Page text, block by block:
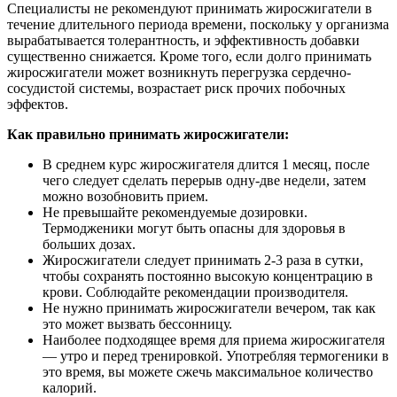
Специалисты не рекомендуют принимать жиросжигатели в
течение длительного периода времени, поскольку у организма
вырабатывается толерантность, и эффективность добавки
существенно снижается. Кроме того, если долго принимать
жиросжигатели может возникнуть перегрузка сердечно-
сосудистой системы, возрастает риск прочих побочных
эффектов.
Как правильно принимать жиросжигатели:
В среднем курс жиросжигателя длится 1 месяц, после
чего следует сделать перерыв одну-две недели, затем
можно возобновить прием.
Не превышайте рекомендуемые дозировки.
Термодженики могут быть опасны для здоровья в
больших дозах.
Жиросжигатели следует принимать 2-3 раза в сутки,
чтобы сохранять постоянно высокую концентрацию в
крови. Соблюдайте рекомендации производителя.
Не нужно принимать жиросжигатели вечером, так как
это может вызвать бессонницу.
Наиболее подходящее время для приема жиросжигателя
— утро и перед тренировкой. Употребляя термогеники в
это время, вы можете сжечь максимальное количество
калорий.